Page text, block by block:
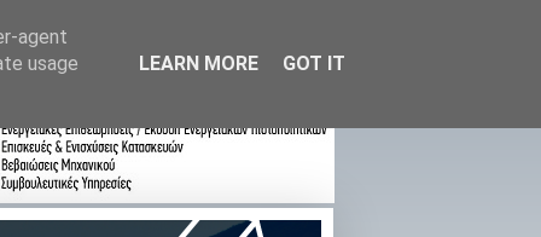
agent
usage
LEARN MORE GOT IT